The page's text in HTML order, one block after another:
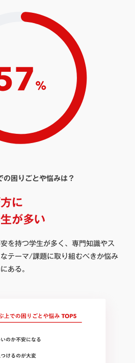
困りごとや悩みは？
に
が多い
を持つ学生が多く、専門知識やス
テーマ/課題に取り組むべきか悩み
ある。